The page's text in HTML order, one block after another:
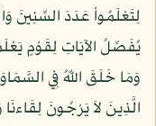
لِتَعْلَمُواْ عَدَدَ السِّنِينَ
الَّذِينَ لاَ يَرْجُونَ لِقَاءنَا